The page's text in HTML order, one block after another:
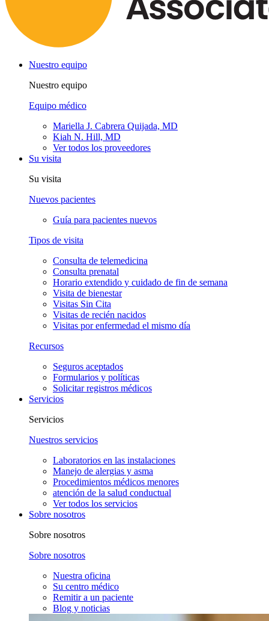
Nuestro equipo
Nuestro equipo
Equipo médico
Mariella J. Cabrera Quijada, MD
Kiah N. Hill, MD
Ver todos los proveedores
Su visita
Su visita
Nuevos pacientes
Guía para pacientes nuevos
Tipos de visita
Consulta de telemedicina
Consulta prenatal
Horario extendido y cuidado de fin de semana
Visita de bienestar
Visitas Sin Cita
Visitas de recién nacidos
Visitas por enfermedad el mismo día
Recursos
Seguros aceptados
Formularios y políticas
Solicitar registros médicos
Servicios
Servicios
Nuestros servicios
Laboratorios en las instalaciones
Manejo de alergias y asma
Procedimientos médicos menores
atención de la salud conductual
Ver todos los servicios
Sobre nosotros
Sobre nosotros
Sobre nosotros
Nuestra oficina
Su centro médico
Remitir a un paciente
Blog y noticias